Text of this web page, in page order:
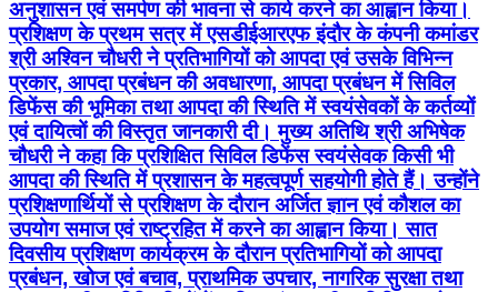
चौधरी ने कहा कि प्रशिक्षित सिविल डिफेंस स्वयंसेवक किसी भी
आपदा की स्थिति में प्रशासन के महत्वपूर्ण सहयोगी होते हैं। उन्होंने
प्रशिक्षणार्थियों से प्रशिक्षण के दौरान अर्जित ज्ञान एवं कौशल का
उपयोग समाज एवं राष्ट्रहित में करने का आह्वान किया। सात
दिवसीय प्रशिक्षण कार्यक्रम के दौरान प्रतिभागियों को आपदा
प्रबंधन, खोज एवं बचाव, प्राथमिक उपचार, नागरिक सुरक्षा तथा
आपातकालीन परिस्थितियों में त्वरित एवं प्रभावी प्रतिक्रिया से
संबंधित सैद्धांतिक एवं व्यवहारिक प्रशिक्षण प्रदान किया जाएगा।
Jansampark Madhya Pradesh
Dhar, Madhya Pradesh | Aug 6, 2026